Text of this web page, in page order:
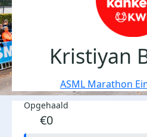
Kristiyan
ASML Marathon
Opgehaald
€0